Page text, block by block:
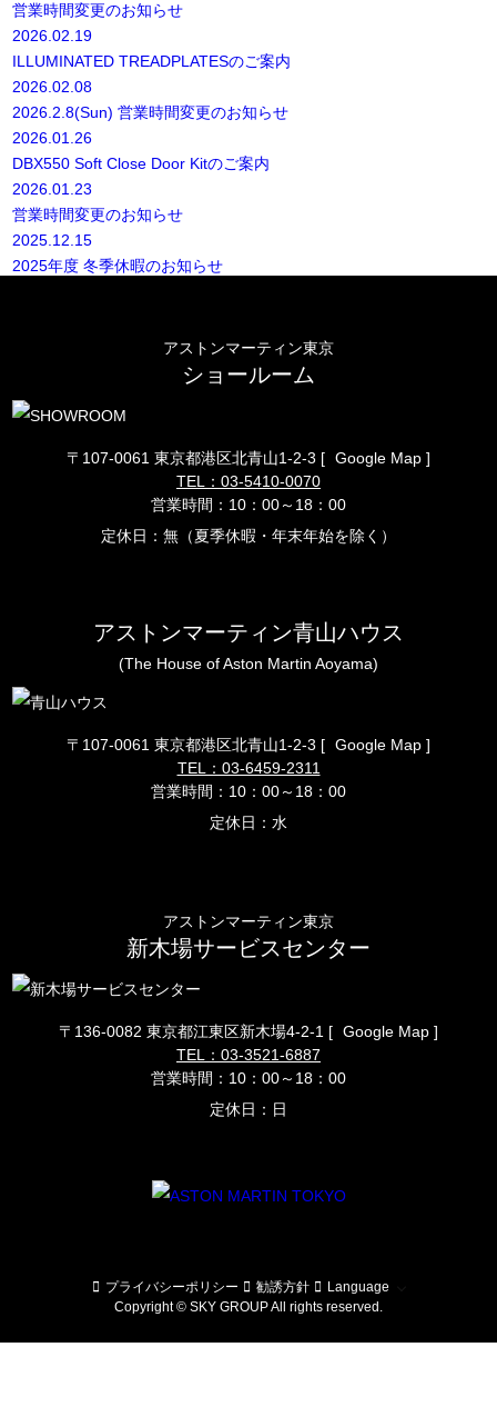
営業時間変更のお知らせ
2026.02.19
ILLUMINATED TREADPLATESのご案内
2026.02.08
2026.2.8(Sun) 営業時間変更のお知らせ
2026.01.26
DBX550 Soft Close Door Kitのご案内
2026.01.23
営業時間変更のお知らせ
2025.12.15
2025年度 冬季休暇のお知らせ
アストンマーティン東京
ショールーム
〒107-0061 東京都港区北青山1-2-3 [ Google Map ]
TEL：03-5410-0070
営業時間：10：00～18：00
定休日：無（夏季休暇・年末年始を除く）
アストンマーティン青山ハウス
(The House of Aston Martin Aoyama)
〒107-0061 東京都港区北青山1-2-3 [ Google Map ]
TEL：03-6459-2311
営業時間：10：00～18：00
定休日：水
アストンマーティン東京
新木場サービスセンター
〒136-0082 東京都江東区新木場4-2-1 [ Google Map ]
TEL：03-3521-6887
営業時間：10：00～18：00
定休日：日
プライバシーポリシー 勧誘方針
Language
Copyright © SKY GROUP All rights reserved.